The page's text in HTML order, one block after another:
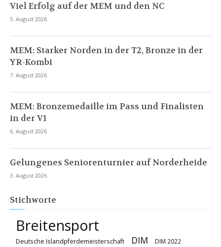
Viel Erfolg auf der MEM und den NC
5. August 2026
MEM: Starker Norden in der T2, Bronze in der
YR-Kombi
7. August 2026
MEM: Bronzemedaille im Pass und Finalisten
in der V1
6. August 2026
Gelungenes Seniorenturnier auf Norderheide
3. August 2026
Stichworte
Breitensport
Deutsche Islandpferdemeisterschaft DIM DIM 2022